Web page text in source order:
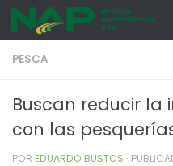
Skip to content
PESCA
Buscan reducir la
con las
POR EDUARDO BUSTOS ·